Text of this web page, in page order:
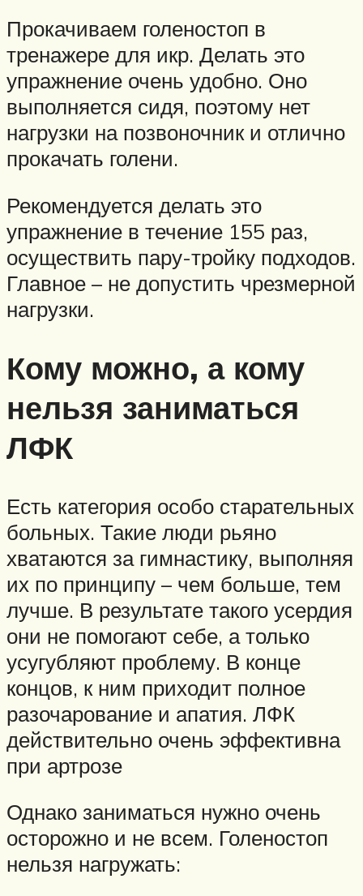
Прокачиваем голеностоп в
тренажере для икр. Делать это
упражнение очень удобно. Оно
выполняется сидя, поэтому нет
нагрузки на позвоночник и отлично
прокачать голени.
Рекомендуется делать это
упражнение в течение 155 раз,
осуществить пару-тройку подходов.
Главное – не допустить чрезмерной
нагрузки.
Кому можно, а кому
нельзя заниматься
ЛФК
Есть категория особо старательных
больных. Такие люди рьяно
хватаются за гимнастику, выполняя
их по принципу – чем больше, тем
лучше. В результате такого усердия
они не помогают себе, а только
усугубляют проблему. В конце
концов, к ним приходит полное
разочарование и апатия. ЛФК
действительно очень эффективна
при артрозе
Однако заниматься нужно очень
осторожно и не всем. Голеностоп
нельзя нагружать: